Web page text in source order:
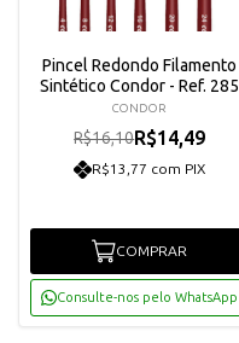
Pincel Redondo Filamento
Sintético Condor - Ref. 285
CONDOR
R$16,10R$14,49
R$13,77 com PIX
COMPRAR
Consulte-nos pelo WhatsApp